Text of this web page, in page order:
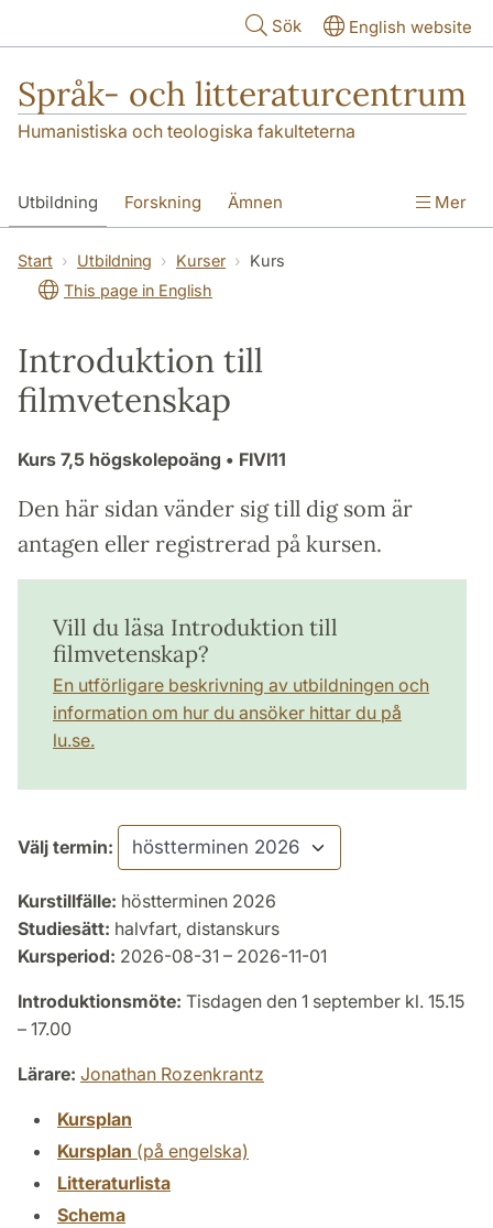
Sök English website
Språk- och litteraturcentrum
Humanistiska och teologiska fakulteterna
Utbildning Forskning Ämnen
SOL-husen Kontakt Institutionen
översättning till svenska
Mer
Start Utbildning Kurser
Kurs
This page in English
Introduktion till
filmvetenskap
Kurs 7,5 högskolepoäng • FIVI11
Den här sidan vänder sig till dig som är
antagen eller registrerad på kursen.
Vill du läsa Introduktion till
filmvetenskap?
En utförligare beskrivning av utbildningen och
information om hur du ansöker hittar du på
lu.se.
Välj termin:
Kurstillfälle: höstterminen 2026
Studiesätt: halvfart, distanskurs
Kursperiod: 2026-08-31 – 2026-11-01
Introduktionsmöte: Tisdagen den 1 september kl. 15.15
– 17.00
Lärare: Jonathan Rozenkrantz
Kursplan
Kursplan (på engelska)
Litteraturlista
Schema